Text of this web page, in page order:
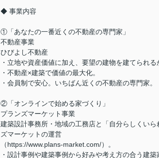
◆ 事業内容
①「あなたの一番近くの不動産の専門家」
不動産事業
ひびよし不動産
・立地や資産価値に加え、要望の建物を建てられ
・不動産×建築で価値の最大化。
・会員制で安心。いちばん近くの不動産の専門家。
②「オンラインで始める家づくり」
プランズマーケット事業
建築設計事務所・地域の工務店と「自分らしくい
ズマーケットの運営
（https://www.plans-market.com/）。
・設計事例や建築事例から好みや考え方の合う建